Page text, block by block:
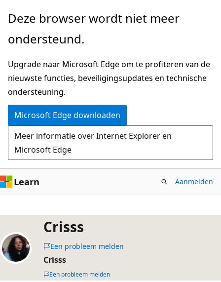
Naar
gaan
Deze browser wordt niet meer
ondersteund.
Upgrade naar Microsoft Edge om te profiteren van de
nieuwste functies, beveiligingsupdates en technische
ondersteuning.
Microsoft Edge downloaden
Meer informatie over Internet Explorer en
Microsoft Edge
Learn Aanmelden
Crisss
Een probleem melden
Crisss
Een probleem melden